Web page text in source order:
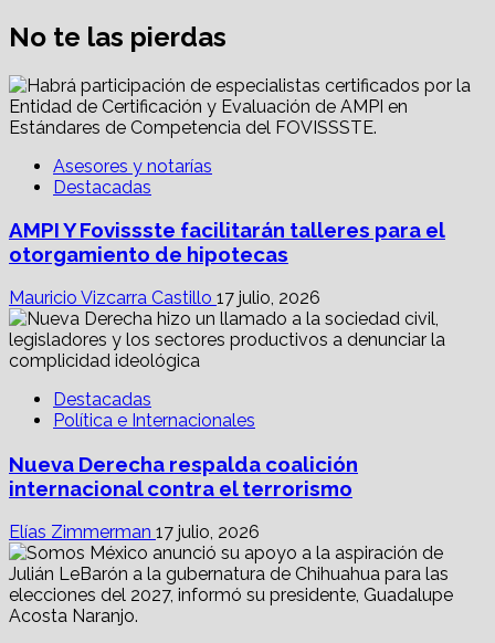
No te las pierdas
Asesores y notarías
Destacadas
AMPI Y Fovissste facilitarán talleres para el
otorgamiento de hipotecas
Mauricio Vizcarra Castillo 17 julio, 2026
Destacadas
Política e Internacionales
Nueva Derecha respalda coalición
internacional contra el terrorismo
Elías Zimmerman 17 julio, 2026